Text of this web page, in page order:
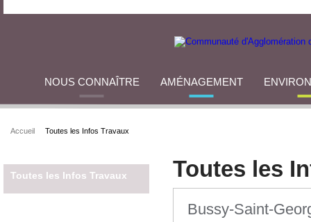
NOUS CONNAÎTRE AMÉNAGEMENT
Accueil Toutes les Infos Travaux
Toutes les Infos Travaux Toutes les
Bussy-Saint-